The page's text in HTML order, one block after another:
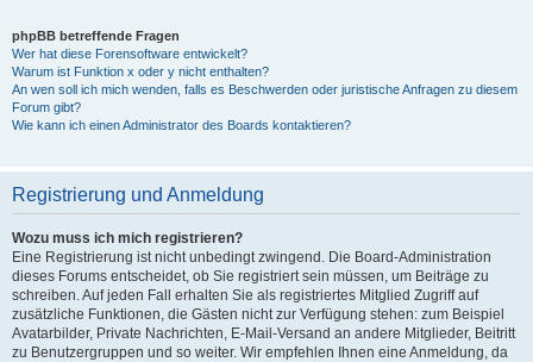
phpBB betreffende Fragen
Wer hat diese Forensoftware entwickelt?
Warum ist Funktion x oder y nicht enthalten?
An wen soll ich mich wenden, falls es Beschwerden oder juristische Anfragen zu diesem
Forum gibt?
Wie kann ich einen Administrator des Boards kontaktieren?
Registrierung und Anmeldung
Wozu muss ich mich registrieren?
Eine Registrierung ist nicht unbedingt zwingend. Die Board-Administration
dieses Forums entscheidet, ob Sie registriert sein müssen, um Beiträge zu
schreiben. Auf jeden Fall erhalten Sie als registriertes Mitglied Zugriff auf
zusätzliche Funktionen, die Gästen nicht zur Verfügung stehen: zum Beispiel
Avatarbilder, Private Nachrichten, E-Mail-Versand an andere Mitglieder, Beitritt
zu Benutzergruppen und so weiter. Wir empfehlen Ihnen eine Anmeldung, da